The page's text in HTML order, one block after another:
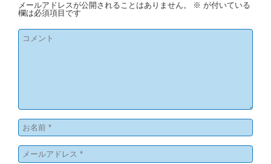
メールアドレスが公開されることはありません。 ※ が付いている
欄は必須項目です